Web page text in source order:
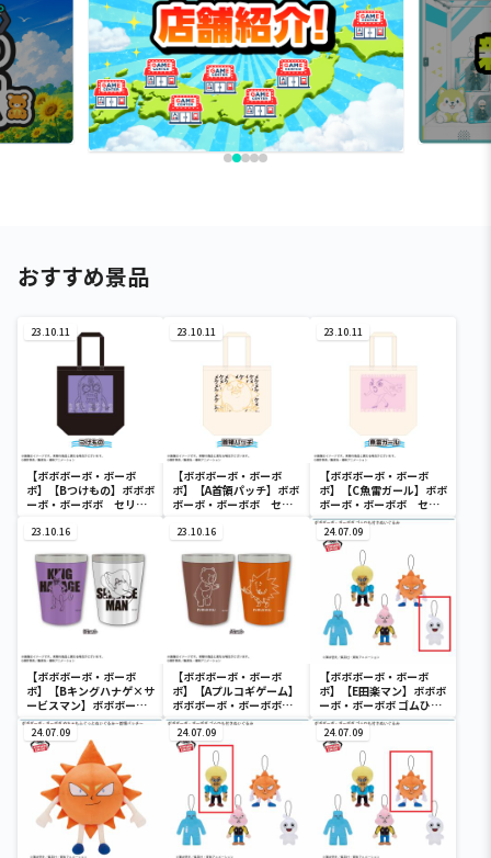
おすすめ景品
23.10.11
【ボボボーボ・ボーボ
ボ】【Bつけもの】ボボボ
ーボ・ボーボボ セリフ
23.10.11
【ボボボーボ・ボーボ
ボ】【A首領パッチ】ボボ
ボーボ・ボーボボ セリ
23.10.11
【ボボボーボ・ボーボ
ボ】【C魚雷ガール】ボボ
ボーボ・ボーボボ セリ
フトートバッグ
23.10.16
【ボボボーボ・ボーボ
ボ】【Bキングハナゲ×サ
ービスマン】ボボボー
ボ・ボーボボ ステンレ
スタンブラーセット
23.10.16
【ボボボーボ・ボーボ
ボ】【Aプルコギゲーム】
ボボボーボ・ボーボボ
ステンレスタンブラーセ
ット
24.07.09
【ボボボーボ・ボーボ
ボ】【E田楽マン】ボボボ
ーボ・ボーボボ ゴムひも
付きぬいぐるみ
24.07.09 24.07.09 24.07.09